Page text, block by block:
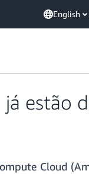
English
estão
Cloud